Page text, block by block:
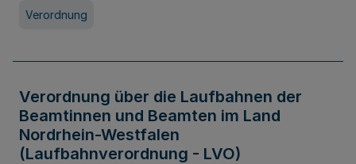
Verordnung
Verordnung über die Laufbahnen der
Beamtinnen und Beamten im Land
Nordrhein-Westfalen
(Laufbahnverordnung - LVO)